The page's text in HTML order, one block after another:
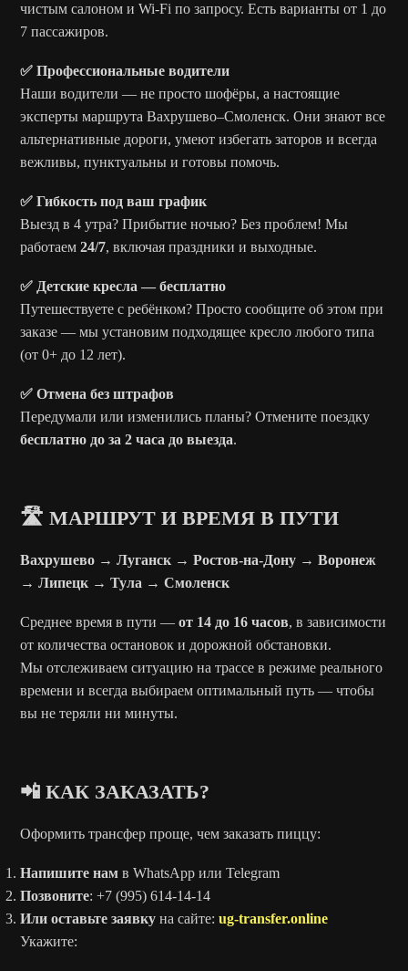
чистым салоном и Wi-Fi по запросу. Есть варианты от 1 до
7 пассажиров.
✅ Профессиональные водители
Наши водители — не просто шофёры, а настоящие
эксперты маршрута Вахрушево–Смоленск. Они знают все
альтернативные дороги, умеют избегать заторов и всегда
вежливы, пунктуальны и готовы помочь.
✅ Гибкость под ваш график
Выезд в 4 утра? Прибытие ночью? Без проблем! Мы
работаем24/7, включая праздники и выходные.
✅ Детские кресла — бесплатно
Путешествуете с ребёнком? Просто сообщите об этом при
заказе — мы установим подходящее кресло любого типа
(от 0+ до 12 лет).
✅ Отмена без штрафов
Передумали или изменились планы? Отмените поездку
бесплатно до за 2 часа до выезда.
🛣️ МАРШРУТ И ВРЕМЯ В ПУТИ
Вахрушево → Луганск → Ростов-на-Дону → Воронеж
→ Липецк → Тула → Смоленск
Среднее время в пути —от 14 до 16 часов, в зависимости
от количества остановок и дорожной обстановки.
Мы отслеживаем ситуацию на трассе в режиме реального
времени и всегда выбираем оптимальный путь — чтобы
вы не теряли ни минуты.
📲 КАК ЗАКАЗАТЬ?
Оформить трансфер проще, чем заказать пиццу:
Напишите нам в WhatsApp или Telegram
Позвоните: +7 (995) 614-14-14
Или оставьте заявку на сайте:ug-transfer.online
Укажите: